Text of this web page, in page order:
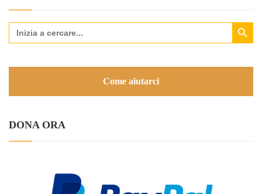
Search
for:
Search Button
Come aiutarci
DONA ORA